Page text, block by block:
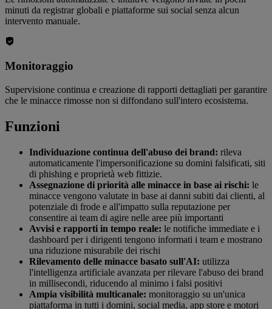
minuti da registrar globali e piattaforme sui social senza alcun
intervento manuale.
Monitoraggio
Supervisione continua e creazione di rapporti dettagliati per garantire
che le minacce rimosse non si diffondano sull'intero ecosistema.
Funzioni
Individuazione continua dell'abuso dei brand: rileva
automaticamente l'impersonificazione su domini falsificati, siti
di phishing e proprietà web fittizie.
Assegnazione di priorità alle minacce in base ai rischi: le
minacce vengono valutate in base ai danni subiti dai clienti, al
potenziale di frode e all'impatto sulla reputazione per
consentire ai team di agire nelle aree più importanti
Avvisi e rapporti in tempo reale: le notifiche immediate e i
dashboard per i dirigenti tengono informati i team e mostrano
una riduzione misurabile dei rischi
Rilevamento delle minacce basato sull'AI: utilizza
l'intelligenza artificiale avanzata per rilevare l'abuso dei brand
in millisecondi, riducendo al minimo i falsi positivi
Ampia visibilità multicanale: monitoraggio su un'unica
piattaforma in tutti i domini, social media, app store e motori